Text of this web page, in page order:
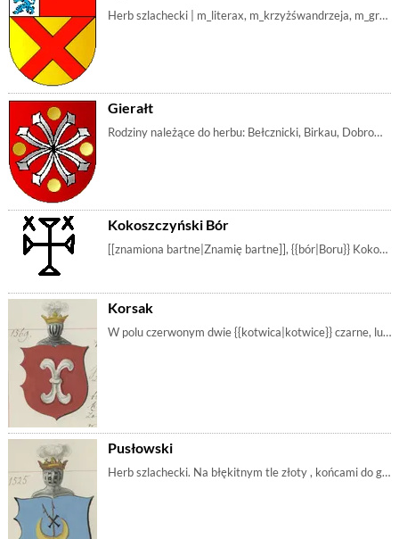
Herb szlachecki | m_literax, m_krzyżśwandrzeja, m_gryf, r_gebo
Gierałt
Rodziny należące do herbu: Bełcznicki, Birkau, Dobromirski, Dobromyski, Dymieński, Fastykowski, Faściszewski, Gerald, Gerlach, Gerłowicz, Giec, Giecew | m_osmoróg, m_literax, m_krzyżzdwojony, r_gebo
Kokoszczyński Bór
[[znamiona bartne|Znamię bartne]], {{bór|Boru}} Kokoszczyńskiego, z akt nowogrodzkich z XVII-XVIII w. | znamiona_bartne, m_krzyżrównoramienny, m_literax
Korsak
W polu czerwonym dwie {{kotwica|kotwice}} czarne, lub srebrne, spięta razem barkami. Mobilium wydaje się jednak pochodzić od dwóch liter K. Herb szla | m_literax, m_literak, m_kotwica
Pusłowski
Herb szlachecki. Na błękitnym tle złoty , końcami do góry, nad nim {{strzała}} na której {{krzyż św. Andrzeja}} (lub litera X). Rodziny należące do | m_póksiężyc, m_strzała, m_grot, m_literax, m_krzyśwandrzeja, m_gebo, m_krzyżchrystusa